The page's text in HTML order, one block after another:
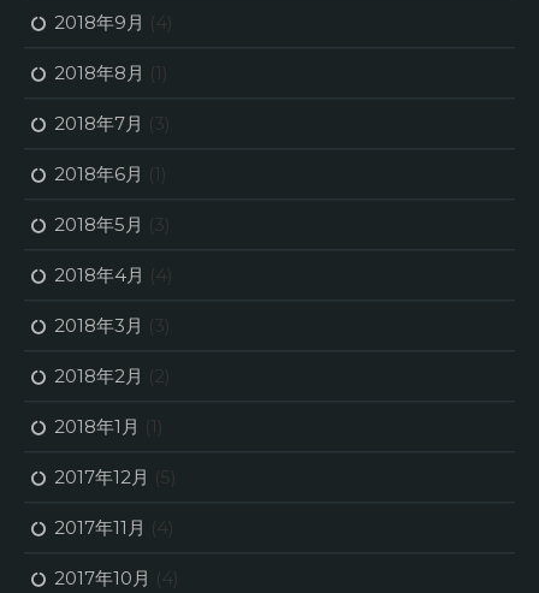
2018年9月 (4)
2018年8月 (1)
2018年7月 (3)
2018年6月 (1)
2018年5月 (3)
2018年4月 (4)
2018年3月 (3)
2018年2月 (2)
2018年1月 (1)
2017年12月 (5)
2017年11月 (4)
2017年10月 (4)